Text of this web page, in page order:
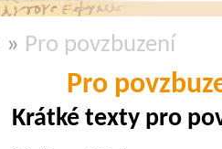
» Pro povzbuzení
Pro
Krátké texty pro